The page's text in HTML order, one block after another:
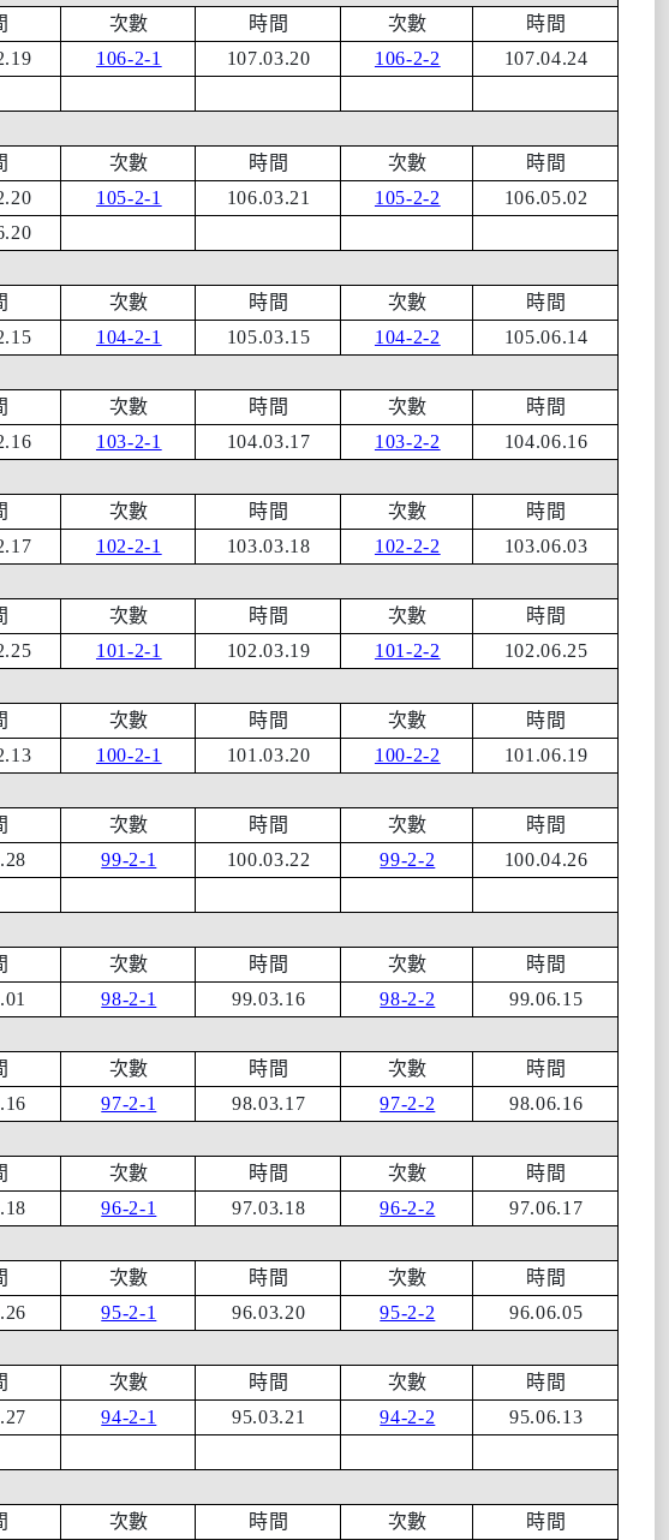
次數 時間 次數
時間
106-2-1 107.03.20 106-2-2
107.04.24
次數 時間 次數
時間
105-2-1 106.03.21 105-2-2
106.05.02
次數 時間 次數
時間
104-2-1 105.03.15 104-2-2
105.06.14
次數 時間 次數
時間
103-2-1 104.03.17 103-2-2
104.06.16
次數 時間 次數
時間
102-2-1 103.03.18 102-2-2
103.06.03
次數 時間 次數
時間
101-2-1 102.03.19 101-2-2
102.06.25
次數 時間 次數
時間
100-2-1 101.03.20 100-2-2
101.06.19
次數 時間 次數
時間
99-2-1 100.03.22 99-2-2
100.04.26
次數 時間 次數
時間
98-2-1 99.03.16 98-2-2
99.06.15
次數 時間 次數
時間
97-2-1 98.03.17 97-2-2
98.06.16
次數 時間 次數
時間
96-2-1 97.03.18 96-2-2
97.06.17
次數 時間 次數
時間
95-2-1 96.03.20 95-2-2
96.06.05
次數 時間 次數
時間
94-2-1 95.03.21 94-2-2
95.06.13
次數 時間 次數
時間